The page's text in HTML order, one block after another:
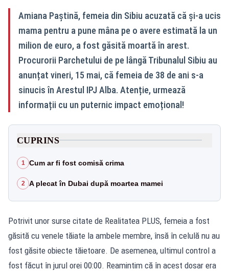
Amiana Paștină, femeia din Sibiu acuzată că și-a ucis
mama pentru a pune mâna pe o avere estimată la un
milion de euro, a fost găsită moartă în arest.
Procurorii Parchetului de pe lângă Tribunalul Sibiu au
anunțat vineri, 15 mai, că femeia de 38 de ani s-a
sinucis în Arestul IPJ Alba. Atenție, urmează
informații cu un puternic impact emoțional!
CUPRINS
1 Cum ar fi fost comisă crima
2 A plecat în Dubai după moartea mamei
Potrivit unor surse citate de Realitatea PLUS, femeia a fost
găsită cu venele tăiate la ambele membre, însă în celulă nu au
fost găsite obiecte tăietoare. De asemenea, ultimul control a
fost făcut în jurul orei 00:00. Reamintim că în acest dosar era